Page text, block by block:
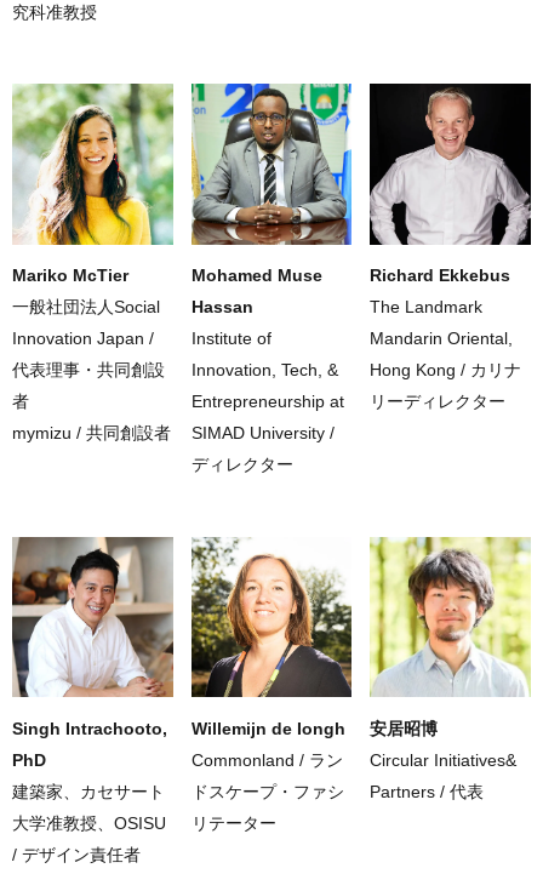
究科准教授
Mariko McTier
一般社団法人Social
Innovation Japan /
代表理事・共同創設
者
mymizu / 共同創設者
Mohamed Muse
Hassan
Institute of
Innovation, Tech, &
Entrepreneurship at
SIMAD University /
ディレクター
Richard Ekkebus
The Landmark
Mandarin Oriental,
Hong Kong / カリナ
リーディレクター
Singh Intrachooto,
PhD
建築家、カセサート
大学准教授、OSISU
/ デザイン責任者
Willemijn de Iongh
Commonland / ラン
ドスケープ・ファシ
リテーター
安居昭博
Circular Initiatives&
Partners / 代表